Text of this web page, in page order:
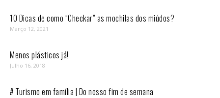
10 Dicas de como “Checkar” as mochilas dos miúdos?
Março 12, 2021
Menos plásticos já!
Julho 16, 2018
# Turismo em família | Do nosso fim de semana